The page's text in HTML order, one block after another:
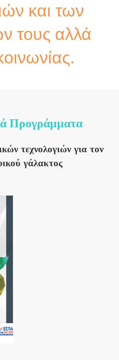
και των
τους αλλά
Προγράμματα
τεχνολογιών για τον
γάλακτος